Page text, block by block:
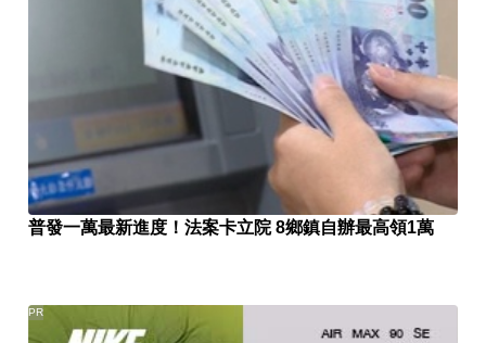
普發一萬最新進度！法案卡立院 8鄉鎮自辦最高領1萬
PR